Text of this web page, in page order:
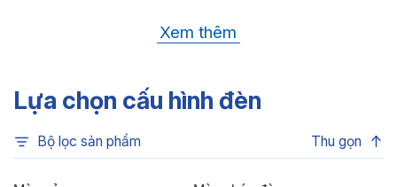
CREE(USA)
Nhiệt độ màu:6500K, 4000K, 3500K,
3000K
Chỉ số hoàn màu:
Xem thêm
Lựa chọn cấu hình đèn
Bộ lọc sản phẩm Thu gọn